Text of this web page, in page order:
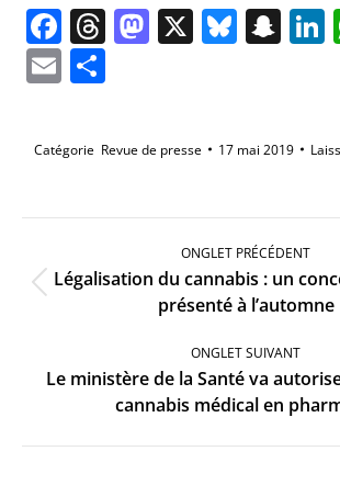
Facebook
Threads
Mastodon
X
Email
Catégorie Revue de presse 17 mai 2019
Navigation
ONGLET PRÉCÉDENT
Onglet
précédent
Légalisation du cannabis : un
présenté à l’automne
ONGLET SUIVANT
Onglet
suivant
Le ministère de la Santé va
cannabis médical en